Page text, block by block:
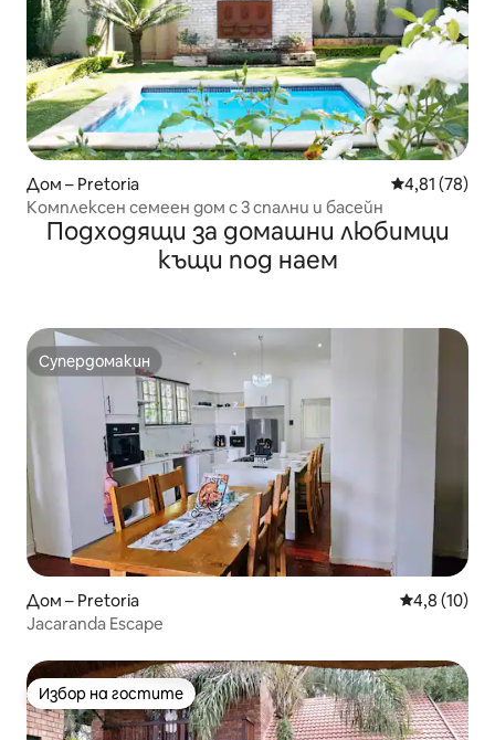
Дом – Pretoria Средна
4,81 (78)
Комплексен семеен дом с 3 спални и басейн
Подходящи за домашни любимци
къщи под наем
Супердомакин
Супердомакин
Дом – Pretoria Средна
4,8 (10)
Jacaranda Escape
Избор на гостите
Избор на гостите